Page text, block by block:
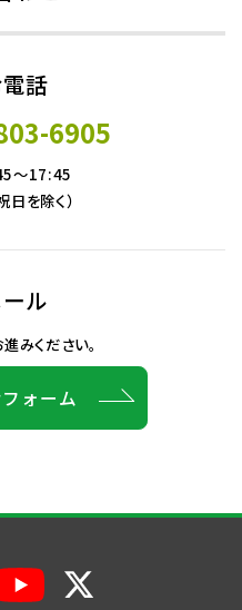
話
6905
～17:45
日を除く）
ル
みください。
ォーム